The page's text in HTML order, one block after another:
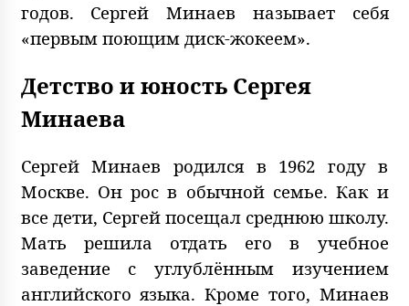
годов. Сергей Минаев называет себя
«первым поющим диск-жокеем».
Детство и юность Сергея
Минаева
Сергей Минаев родился в 1962 году в
Москве. Он рос в обычной семье. Как и
все дети, Сергей посещал среднюю школу.
Мать решила отдать его в учебное
заведение с углублённым изучением
английского языка. Кроме того, Минаев